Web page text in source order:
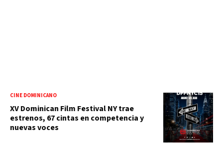
CINE DOMINICANO
XV Dominican Film Festival NY trae
estrenos, 67 cintas en competencia y
nuevas voces